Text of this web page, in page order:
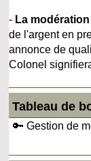
- La
de l'argent en
annonce de
Colonel
Tableau de
🔑 Gestion de